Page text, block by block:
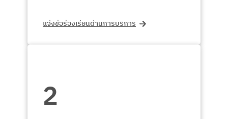
แจ้งข้อร้องเรียนด้านการบริการ
2